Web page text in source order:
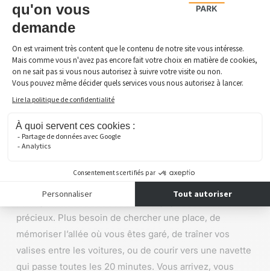
Surveillance permanente
Emplacements couverts ou extérieurs au choix
Mais ce qui fait vraiment la différence, ce n’est pas le
mur ou la caméra : c’est le fait quevous êtes le seul
client de Steveny Park à connaître l’emplacement
Gagner en sécurité,
Cerise sur le gâteau : cette organisation, en plus de
précieux. Plus besoin de chercher une place, de
mémoriser l’allée où vous êtes garé, de traîner vos
valises entre les voitures, ou de courir vers une navette
qui passe toutes les 20 minutes. Vous arrivez, vous